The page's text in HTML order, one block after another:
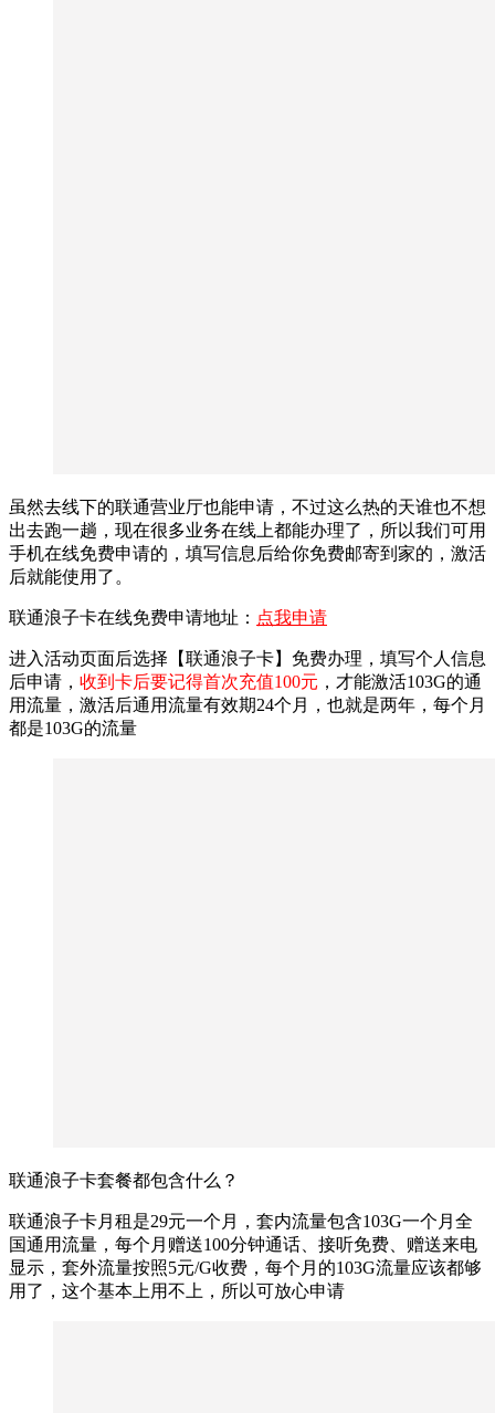
虽然去线下的联通营业厅也能申请，不过这么热的天谁也不想
出去跑一趟，现在很多业务在线上都能办理了，所以我们可用
手机在线免费申请的，填写信息后给你免费邮寄到家的，激活
后就能使用了。
联通浪子卡在线免费申请地址： 点我申请
进入活动页面后选择【联通浪子卡】免费办理，填写个人信息
后申请， 收到卡后要记得首次充值100元 ，才能激活103G的通
用流量，激活后通用流量有效期24个月，也就是两年，每个月
都是103G的流量
联通浪子卡套餐都包含什么？
联通浪子卡月租是29元一个月，套内流量包含103G一个月全
国通用流量，每个月赠送100分钟通话、接听免费、赠送来电
显示，套外流量按照5元/G收费，每个月的103G流量应该都够
用了，这个基本上用不上，所以可放心申请